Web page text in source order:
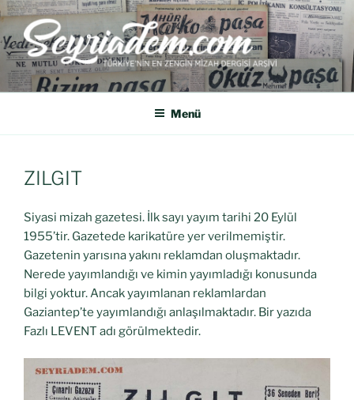
SEYRIADEM
Türkiye'nin En Zengin Mizah Dergisi Arşividir.
Menü
ZILGIT
Siyasi mizah gazetesi. İlk sayı yayım tarihi 20 Eylül
1955’tir. Gazetede karikatüre yer verilmemiştir.
Gazetenin yarısına yakını reklamdan oluşmaktadır.
Nerede yayımlandığı ve kimin yayımladığı konusunda
bilgi yoktur. Ancak yayımlanan reklamlardan
Gaziantep’te yayımlandığı anlaşılmaktadır. Bir yazıda
Fazlı LEVENT adı görülmektedir.